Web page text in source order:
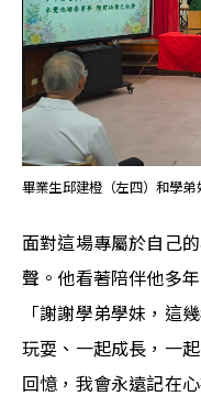
畢業生邱建橙（左四）和學弟
面對這場專屬於自己
聲。他看著陪伴他多
「謝謝學弟學妹，這
玩耍、一起成長，一
回憶，我會永遠記在